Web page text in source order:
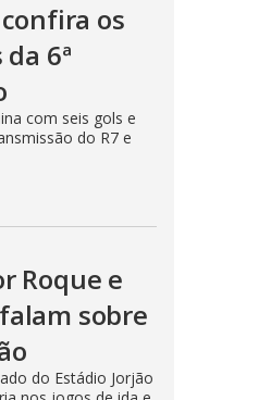
os
6ª
com seis gols e
do R7 e
Roque e
sobre
do Estádio Jorjão